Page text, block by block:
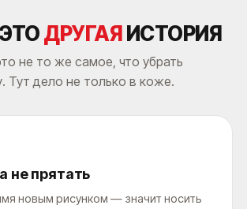
ДРУГАЯИСТОРИЯ
не то же самое, что убрать
Тут дело не только в коже.
не прятать
новым рисунком — значит носить